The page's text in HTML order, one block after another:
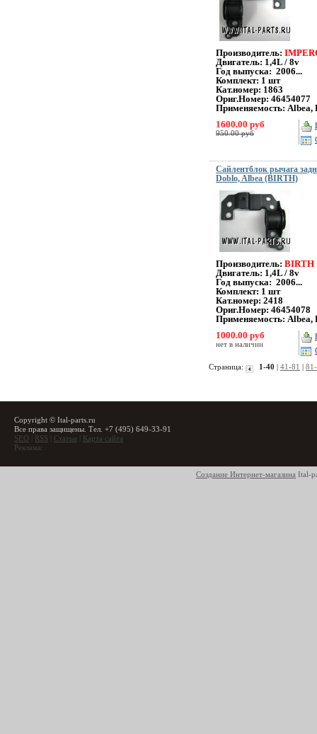
Производитель:
Двигатель: 1,4L / 8v
Год выпуска: 2006...
Комплект: 1 шт
Кат.номер: 1863
Ориг.Номер: 46454077
Применяемость: Albea,
1600.00 руб
950.00 руб
Сайлентблок рычага
Doblo, Albea (BIRTH)
Производитель: BIRTH
Двигатель: 1,4L / 8v
Год выпуска: 2006...
Комплект: 1 шт
Кат.номер: 2418
Ориг.Номер: 46454078
Применяемость: Albea,
1000.00 руб
нет в наличии
Страница:
1-40 | 41-81 |
Copyright © Ital-parts.ru
Все права защищены. Тел. +7 (495) 649-33-91
SEO
RSS Статьи
Карта сайта
Реклама:
Создание Интернет-магазина Ital-